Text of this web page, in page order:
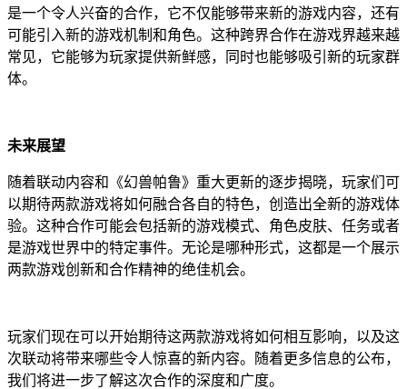
是一个令人兴奋的合作，它不仅能够带来新的游戏内容，还有
可能引入新的游戏机制和角色。这种跨界合作在游戏界越来越
常见，它能够为玩家提供新鲜感，同时也能够吸引新的玩家群
体。
未来展望
随着联动内容和《幻兽帕鲁》重大更新的逐步揭晓，玩家们可
以期待两款游戏将如何融合各自的特色，创造出全新的游戏体
验。这种合作可能会包括新的游戏模式、角色皮肤、任务或者
是游戏世界中的特定事件。无论是哪种形式，这都是一个展示
两款游戏创新和合作精神的绝佳机会。
玩家们现在可以开始期待这两款游戏将如何相互影响，以及这
次联动将带来哪些令人惊喜的新内容。随着更多信息的公布，
我们将进一步了解这次合作的深度和广度。